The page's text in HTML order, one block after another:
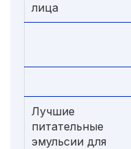
лица
Лучшие
питательные
эмульсии для